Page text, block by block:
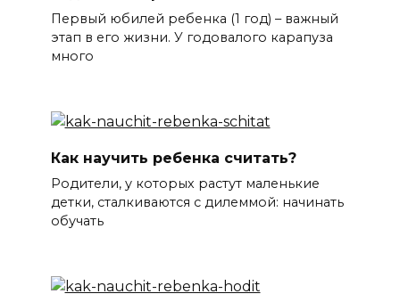
Первый юбилей ребенка (1 год) – важный
этап в его жизни. У годовалого карапуза
много
Как научить ребенка считать?
Родители, у которых растут маленькие
детки, сталкиваются с дилеммой: начинать
обучать